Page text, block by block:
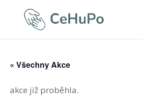
« Všechny Akce
akce již proběhla.